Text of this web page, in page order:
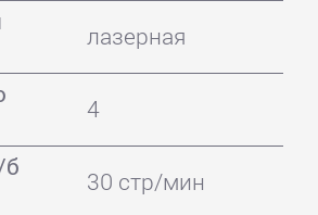
лазерная
4
б
30 стр/мин